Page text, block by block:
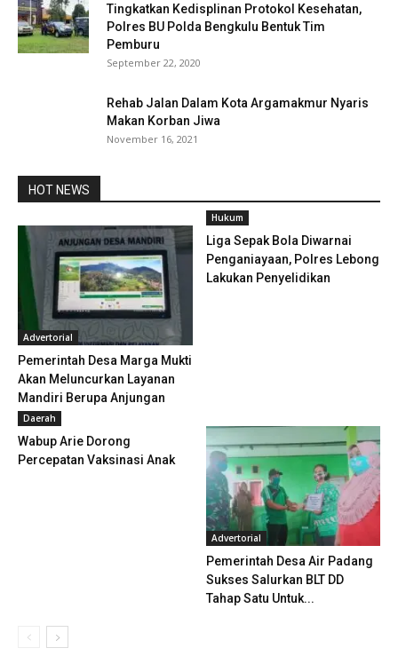
Tingkatkan Kedisplinan Protokol Kesehatan,
Polres BU Polda Bengkulu Bentuk Tim
Pemburu
September 22, 2020
Rehab Jalan Dalam Kota Argamakmur Nyaris
Makan Korban Jiwa
November 16, 2021
HOT NEWS
Advertorial
Pemerintah Desa Marga Mukti
Akan Meluncurkan Layanan
Mandiri Berupa Anjungan
Desa...
Hukum
Liga Sepak Bola Diwarnai
Penganiayaan, Polres Lebong
Lakukan Penyelidikan
Daerah
Wabup Arie Dorong
Percepatan Vaksinasi Anak
Advertorial
Pemerintah Desa Air Padang
Sukses Salurkan BLT DD
Tahap Satu Untuk...